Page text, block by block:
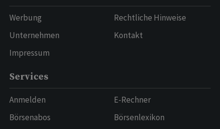
Werbung
Unternehmen
Impressum
Rechtliche Hinweise
Kontakt
Services
Anmelden
Börsenabos
E-Rechner
Börsenlexikon